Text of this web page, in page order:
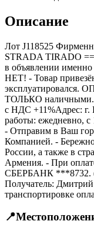
Описание
Лот J118525
STRADA TIRADO
в объявлении
НЕТ! - Товар
эксплуатировался.
ТОЛЬКО
с НДС +11%Адрес: г.
работы: ежедневно, с
- Отправим в Ваш
Компанией. -
России, а также в
Армения. - При
СБЕРБАНК ***8732.
Получатель:
транспортировке
📍